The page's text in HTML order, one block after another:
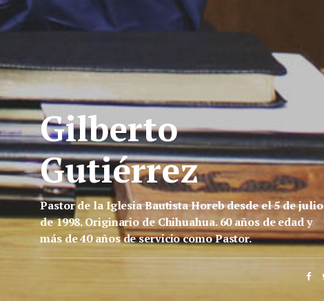
Gilberto
Gutiérrez
Pastor de la Iglesia Bautista Horeb desde el 5 de julio
de 1998. Originario de Chihuahua. 60 años de edad y
más de 40 años de servicio como Pastor.